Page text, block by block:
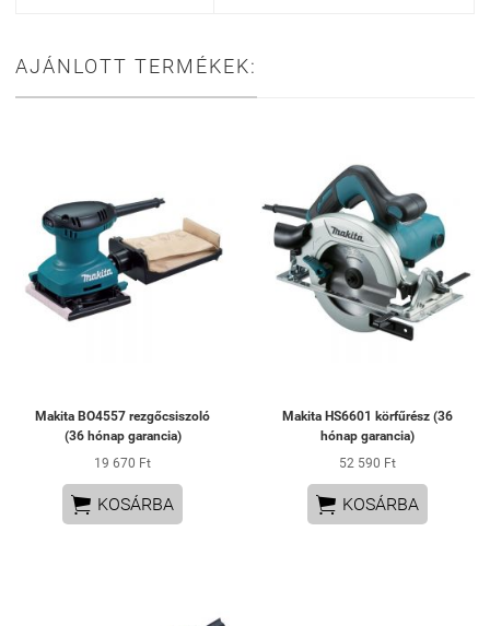
AJÁNLOTT TERMÉKEK:
Makita BO4557 rezgőcsiszoló
(36 hónap garancia)
19 670 Ft
 KOSÁRBA
Makita HS6601 körfűrész (36
hónap garancia)
52 590 Ft
 KOSÁRBA